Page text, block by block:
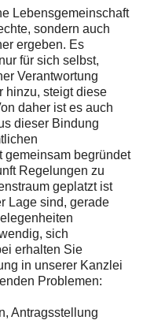
Lebensgemeinschaft
sondern auch
ergeben. Es
für sich selbst,
Verantwortung
hinzu, steigt diese
daher ist es auch
dieser Bindung
gemeinsam begründet
Regelungen zu
geplatzt ist
Lage sind, gerade
sich
erhalten Sie
in unserer Kanzlei
Problemen:
Antragsstellung